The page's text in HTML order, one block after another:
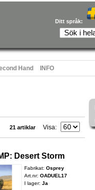
Ditt språk:
Hand INFO
21 artiklar Visa
Desert Storm
Fabrikat: Osprey
Art.nr: OADUEL17
I lager: Ja